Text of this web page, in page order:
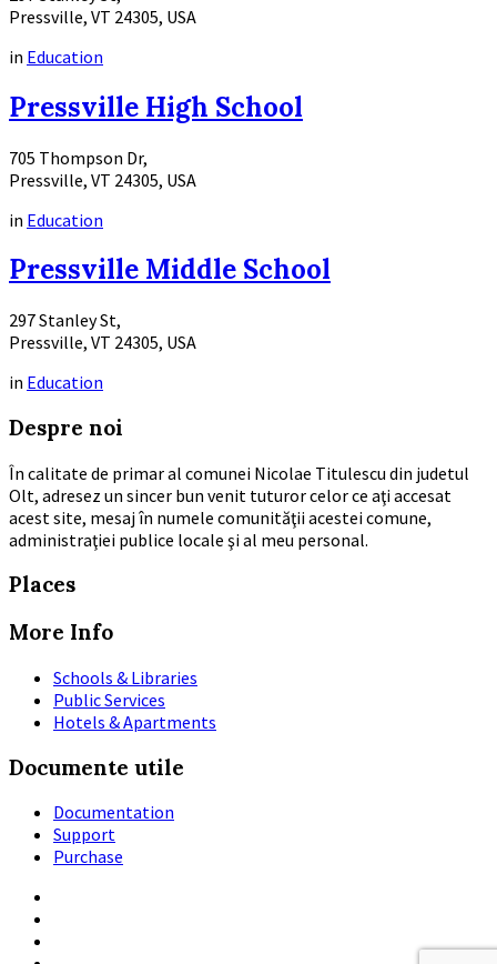
Pressville, VT 24305, USA
in Education
More
Info
Pressville High School
705 Thompson Dr,
Pressville, VT 24305, USA
in Education
More
Info
Pressville Middle School
297 Stanley St,
Pressville, VT 24305, USA
in Education
More
Despre noi
În calitate de primar al comunei Nicolae Titulescu din judetul
Olt, adresez un sincer bun venit tuturor celor ce aţi accesat
acest site, mesaj în numele comunităţii acestei comune,
administraţiei publice locale şi al meu personal.
Places
More Info
Schools & Libraries
Public Services
Hotels & Apartments
Documente utile
Documentation
Support
Purchase